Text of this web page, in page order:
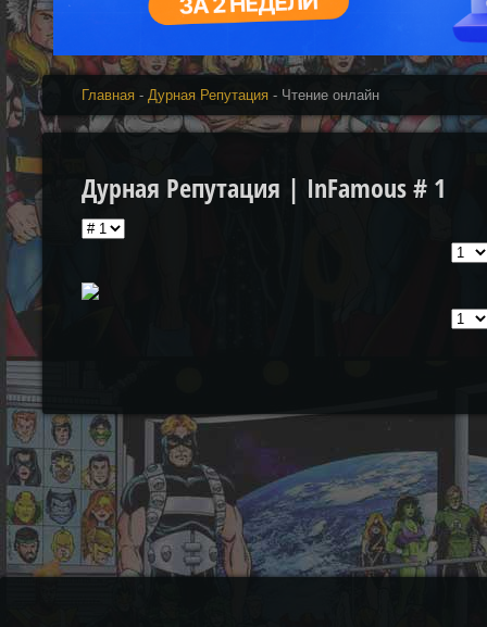
Главная -Дурная Репутация - Чтение онлайн
Дурная Репутация | InFamous # 1